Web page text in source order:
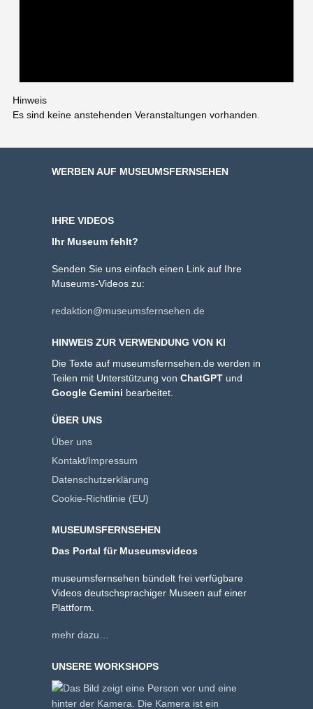
Hinweis
Es sind keine anstehenden Veranstaltungen vorhanden.
WERBEN AUF MUSEUMSFERNSEHEN
IHRE VIDEOS
Ihr Museum fehlt?
Senden Sie uns einfach einen Link auf Ihre
Museums-Videos zu:
redaktion@museumsfernsehen.de
HINWEIS ZUR VERWENDUNG VON KI
Die Texte auf museumsfernsehen.de werden in
Teilen mit Unterstützung von ChatGPT und
Google Gemini bearbeitet.
ÜBER UNS
Über uns
Kontakt/Impressum
Datenschutzerklärung
Cookie-Richtlinie (EU)
MUSEUMSFERNSEHEN
Das Portal für Museumsvideos
museumsfernsehen bündelt frei verfügbare
Videos deutschsprachiger Museen auf einer
Plattform.
mehr dazu…
UNSERE WORKSHOPS